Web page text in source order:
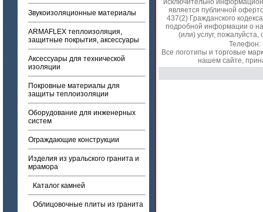
Звукоизоляционные материалы
ARMAFLEX теплоизоляция,
защитные покрытия, аксессуары
Аксессуары для технической
изоляции
Покровные материалы для
защиты теплоизоляции
Оборудование для инженерных
систем
Ограждающие конструкции
Изделия из уральского гранита и
мрамора
Каталог камней
Облицовочные плиты из гранита
исключительно
является публичной
437(2) Гражданского
подробной информации о
(или) услуг,
Телефон:
Все логотипы и торговые
нашем сайте,